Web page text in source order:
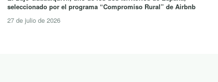
seleccionado por el programa “Compromiso Rural” de Airbnb
27 de julio de 2026